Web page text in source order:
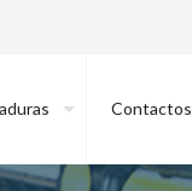
Contactos